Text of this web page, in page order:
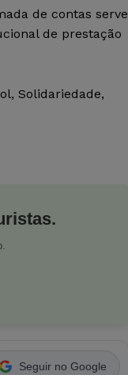
de contas serve
de prestação
Solidariedade,
Seguir no Google